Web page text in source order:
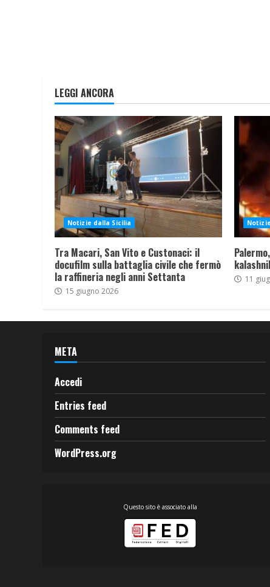
LEGGI ANCORA
Notizie dalla Sicilia
Tra Macari, San Vito e Custonaci: il
docufilm sulla battaglia civile che fermò
la raffineria negli anni Settanta
15 giugno 2026
11
META
Accedi
Entries feed
Comments feed
WordPress.org
Questo sito è associato alla